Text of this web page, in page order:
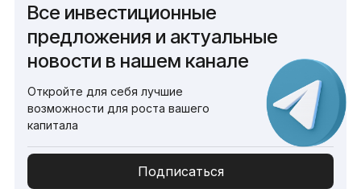
Все инвестиционные
предложения и актуальные
новости в нашем канале
Откройте для себя лучшие
возможности для роста вашего
капитала
Подписаться